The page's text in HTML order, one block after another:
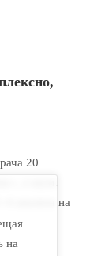
20
а шум.
анализа на
на